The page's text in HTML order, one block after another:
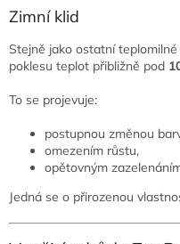
Zimní klid
Stejně jako ostatní
poklesu teplot přibližně pod
To se projevuje:
postupnou změnou
omezením růstu,
opětovným
Jedná se o přirozenou